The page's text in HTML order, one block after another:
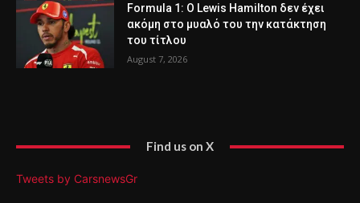
Formula 1: Ο Lewis Hamilton δεν έχει
ακόμη στο μυαλό του την κατάκτηση
του τίτλου
August 7, 2026
Find us on X
Tweets by CarsnewsGr